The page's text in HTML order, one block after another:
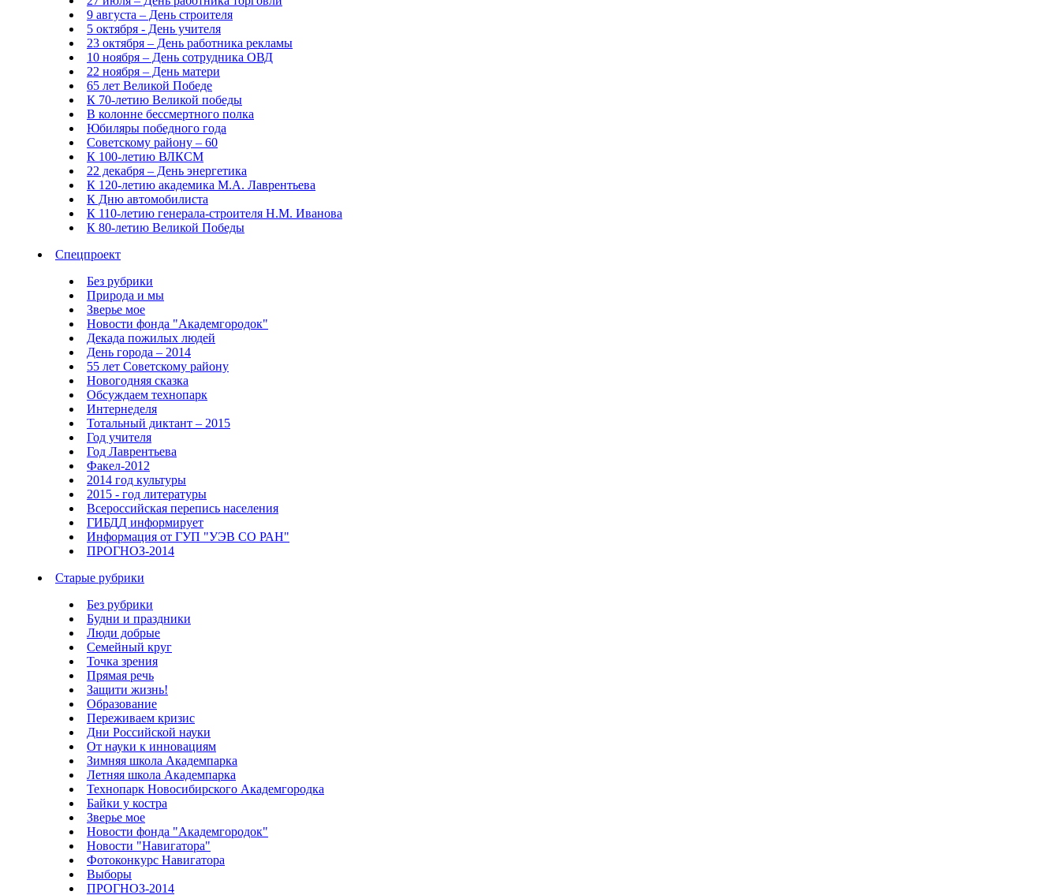
9 августа – День строителя
5 октября - День учителя
23 октября – День работника рекламы
10 ноября – День сотрудника ОВД
22 ноября – День матери
65 лет Великой Победе
К 70-летию Великой победы
В колонне бессмертного полка
Юбиляры победного года
Советскому району – 60
К 100-летию ВЛКСМ
22 декабря – День энергетика
К 120-летию академика М.А. Лаврентьева
К Дню автомобилиста
К 110-летию генерала-строителя Н.М. Иванова
К 80-летию Великой Победы
Спецпроект
Без рубрики
Природа и мы
Зверье мое
Новости фонда "Академгородок"
Декада пожилых людей
День города – 2014
55 лет Советскому району
Новогодняя сказка
Обсуждаем технопарк
Интернеделя
Тотальный диктант – 2015
Год учителя
Год Лаврентьева
Факел-2012
2014 год культуры
2015 - год литературы
Всероссийская перепись населения
ГИБДД информирует
Информация от ГУП "УЭВ СО РАН"
ПРОГНОЗ-2014
Старые рубрики
Без рубрики
Будни и праздники
Люди добрые
Семейный круг
Точка зрения
Прямая речь
Защити жизнь!
Образование
Переживаем кризис
Дни Российской науки
От науки к инновациям
Зимняя школа Академпарка
Летняя школа Академпарка
Технопарк Новосибирского Академгородка
Байки у костра
Зверье мое
Новости фонда "Академгородок"
Новости "Навигатора"
Фотоконкурс Навигатора
Выборы
ПРОГНОЗ-2014